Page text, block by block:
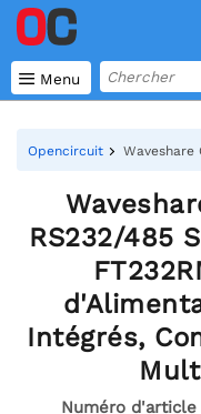
 Menu
Opencircuit Waveshare
RS232/485
Intégrés,
Numéro d'article